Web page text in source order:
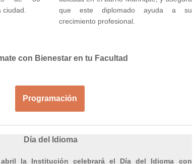
que este diplomado ayuda a su
crecimiento profesional.
con Bienestar en tu Facultad
Programación
Día del Idioma
la Institución celebrará el Día del Idioma con